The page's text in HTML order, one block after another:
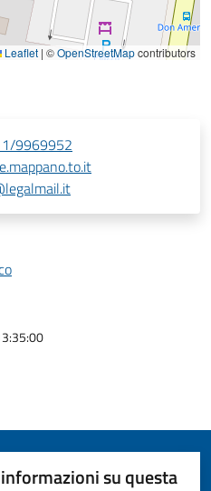
Leaflet | ©OpenStreetMapcontributors
9969952
su questa